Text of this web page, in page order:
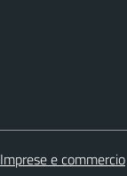
Imprese e commercio